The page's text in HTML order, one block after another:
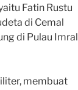
Fatin Rustu
di Cemal
di Pulau
membuat